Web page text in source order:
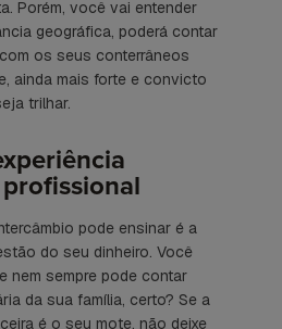
Porém, você vai entender
geográfica, poderá contar
os seus conterrâneos
ainda mais forte e convicto
trilhar.
pode ensinar é a
do seu dinheiro. Você
nem sempre pode contar
da sua família, certo? Se a
é o seu mote, não deixe